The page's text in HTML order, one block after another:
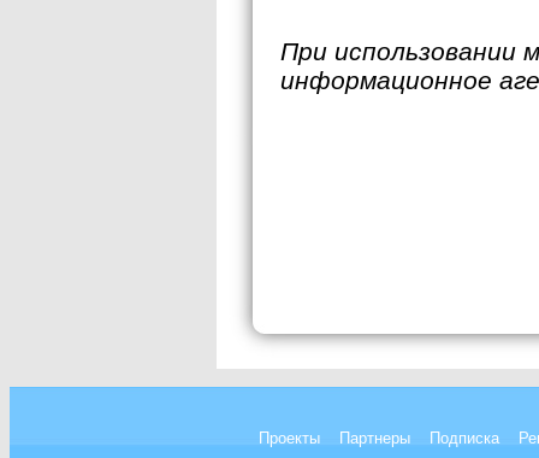
При использовании
информационное
Проекты Партнеры Подписка